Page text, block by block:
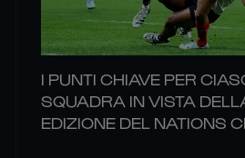
I PUNTI CHIAVE PER
SQUADRA IN VISTA
EDIZIONE DEL NATIONS